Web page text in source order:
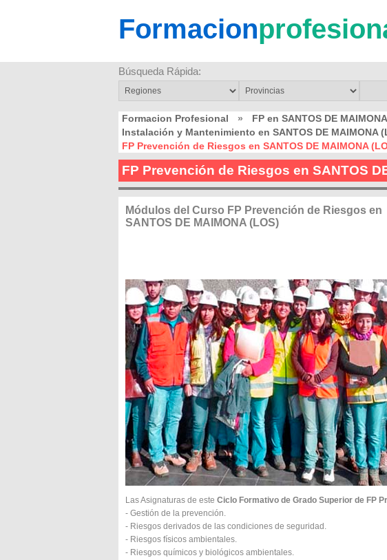
Formacion
Búsqueda Rápida:
Formacion Profesional » FP en SANTOS DE
Instalación y Mantenimiento en SANTOS DE MAIMONA
FP Prevención de Riesgos en SANTOS DE MAIMONA
FP Prevención de Riesgos en SANTOS
Módulos del Curso FP Prevención de Riesgos en
SANTOS DE MAIMONA (LOS)
Las Asignaturas de este Ciclo Formativo de Grado Superior de FP
- Gestión de la prevención.
- Riesgos derivados de las condiciones de seguridad.
- Riesgos físicos ambientales.
- Riesgos químicos y biológicos ambientales.